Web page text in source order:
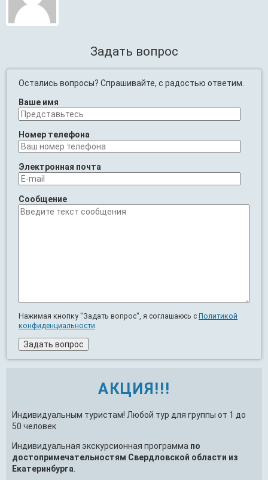
Задать вопрос
Остались вопросы? Спрашивайте, с радостью ответим.
Ваше имя
Номер телефона
Электронная почта
Сообщение
Нажимая кнопку "Задать вопрос", я соглашаюсь с Политикой
конфиденциальности.
АКЦИЯ!!!
Индивидуальным туристам! Любой тур для группы от 1 до
50 человек
Индивидуальная экскурсионная программа по
достопримечательностям Свердловской области из
Екатеринбурга.